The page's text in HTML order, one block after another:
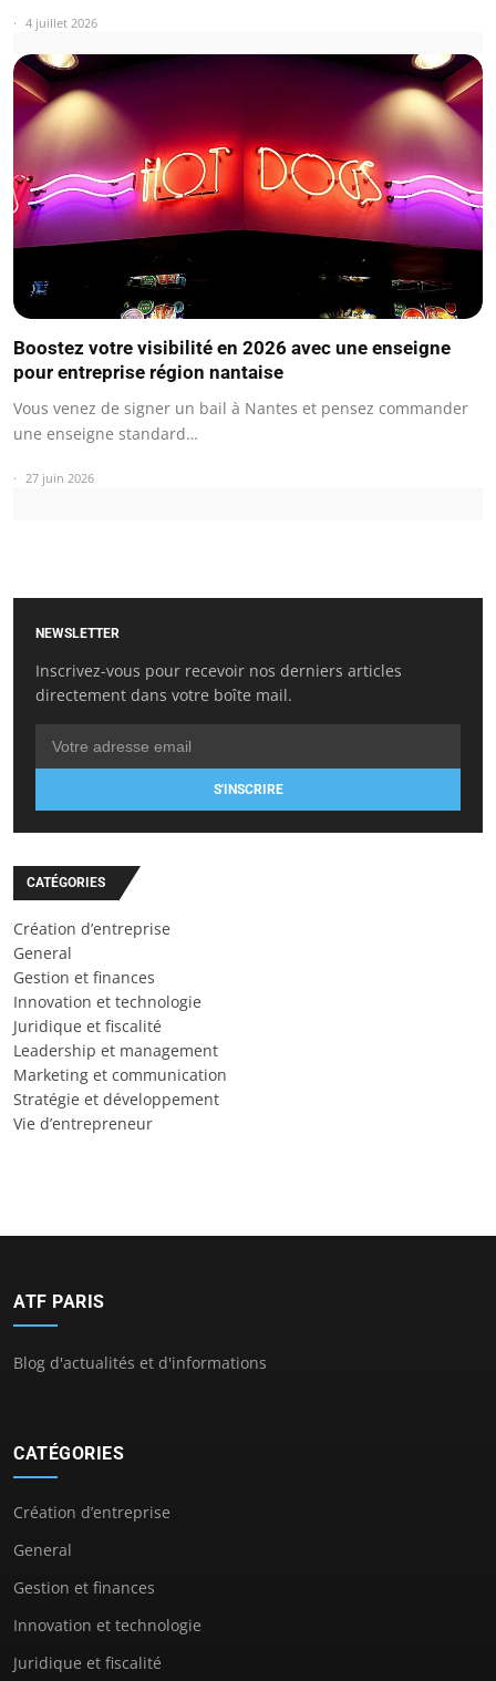
4 juillet 2026
Boostez votre visibilité en 2026 avec une enseigne
pour entreprise région nantaise
Vous venez de signer un bail à Nantes et pensez commander
une enseigne standard…
27 juin 2026
NEWSLETTER
Inscrivez-vous pour recevoir nos derniers articles
directement dans votre boîte mail.
S'INSCRIRE
CATÉGORIES
Création d’entreprise
General
Gestion et finances
Innovation et technologie
Juridique et fiscalité
Leadership et management
Marketing et communication
Stratégie et développement
Vie d’entrepreneur
ATF PARIS
Blog d'actualités et d'informations
CATÉGORIES
Création d’entreprise
General
Gestion et finances
Innovation et technologie
Juridique et fiscalité